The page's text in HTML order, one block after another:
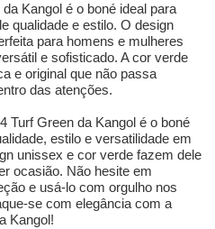
Kangol é o boné ideal para
qualidade e estilo. O design
para homens e mulheres
e sofisticado. A cor verde
e original que não passa
das atenções.
Turf Green da Kangol é o boné
estilo e versatilidade em
unissex e cor verde fazem dele
ocasião. Não hesite em
e usá-lo com orgulho nos
se com elegância com a
Kangol!